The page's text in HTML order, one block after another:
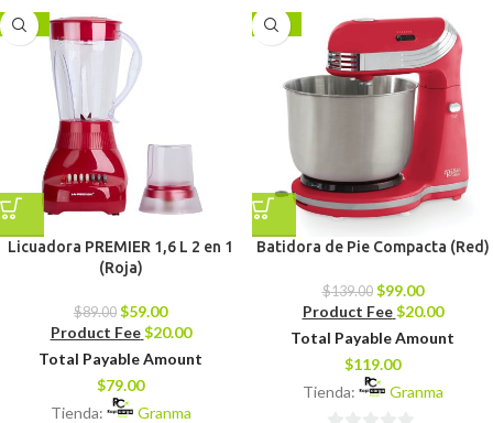
5
-34%
Licuadora PREMIER 1,6 L 2 en 1
(Roja)
$89.00 $59.00
Product Fee $20.00
Total Payable Amount
$79.00
Tienda:
Granma
-29%
Batidora de Pie Compacta (Red)
$139.00 $99.00
Product Fee $20.00
Total Payable Amount
$119.00
Tienda:
Granma